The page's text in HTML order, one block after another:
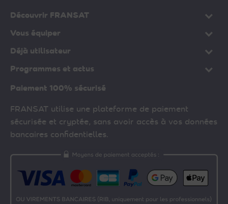
Découvrir FRANSAT
Vous équiper
Déjà utilisateur
Programmes et actus
Paiement 100% sécurisé
FRANSAT utilise une plateforme de paiement
sécurisée et cryptée, sans avoir accès à vos données
bancaires confidentielles.